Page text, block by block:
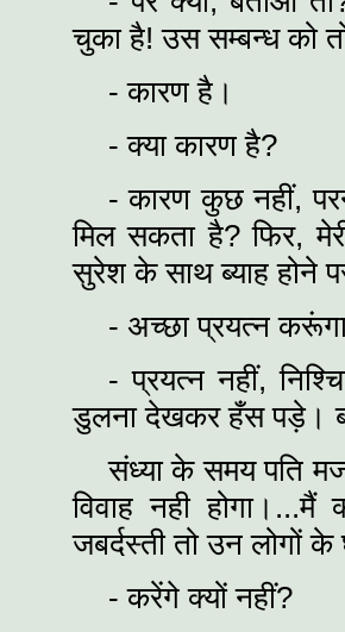
चुका है! उस सम्बन्ध को
- कारण है।
- क्या कारण है?
- कारण कुछ नहीं,
मिल सकता है? फिर,
सुरेश के साथ ब्याह होने
- अच्छा प्रयत्न
- प्रयत्न नहीं,
डुलना देखकर हँस पड़े।
संध्या के समय पति
विवाह नही
जबर्दस्ती तो उन
- करेंगे क्यों नहीं?